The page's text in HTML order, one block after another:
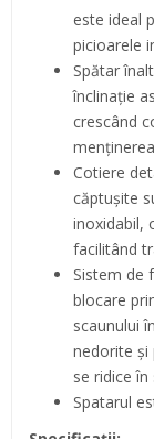
este ideal
picioarele
Spătar
înclinație
crescând
Cotiere
căptușite
inoxidabil,
facilitând
Sistem de
blocare
scaunului
nedorite și
se ridice în
Spatarul